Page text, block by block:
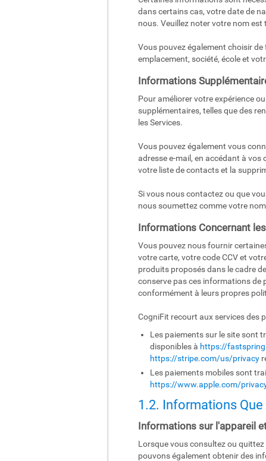
dans certains cas, votre date de
nous. Veuillez noter votre nom
Vous pouvez également choisir
emplacement, société, école et
Informations
Pour améliorer votre expérience
supplémentaires, telles que des
les Services.
Vous pouvez également vous
adresse e-mail, en accédant à
votre liste de contacts et la
Si vous nous contactez ou que
nous soumettez comme votre
Informations Concernant
Vous pouvez nous fournir
votre carte, votre code CCV et
produits proposés dans le cadre
conserve pas ces informations de
conformément à leurs propres
CogniFit recourt aux services des
Les paiements sur le site sont
disponibles à https://
https://stripe.com/us/privacy
Les paiements mobiles sont
https://www.apple.com/
1.2. Informations
Informations sur l'appareil
Lorsque vous consultez ou quittez
pouvons également obtenir des